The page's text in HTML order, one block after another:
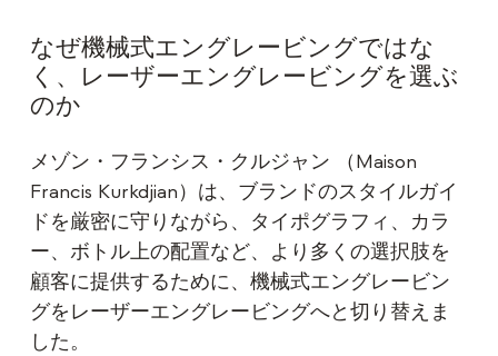
なぜ機械式エングレービングではな
く、レーザーエングレービングを選ぶ
のか
メゾン・フランシス・クルジャン （Maison
Francis Kurkdjian）は、ブランドのスタイルガイ
ドを厳密に守りながら、タイポグラフィ、カラ
ー、ボトル上の配置など、より多くの選択肢を
顧客に提供するために、機械式エングレービン
グをレーザーエングレービングへと切り替えま
した。